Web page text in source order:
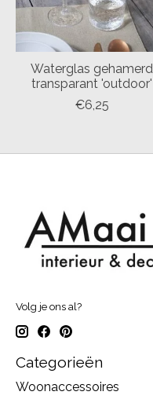
Waterglas gehamerd
transparant 'outdoor'
€6,25
Volg je ons al?
Categorieën
Woonaccessoires